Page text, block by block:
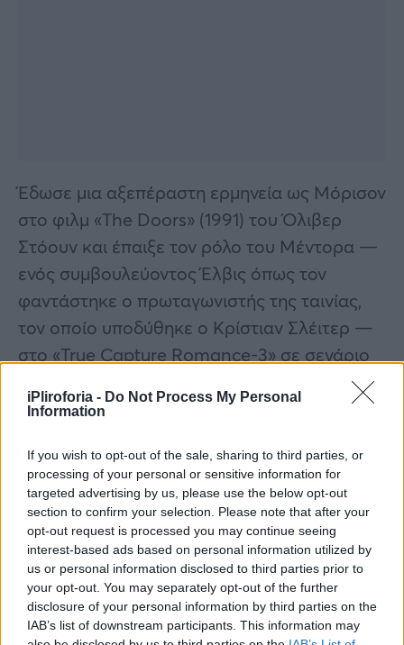
iPliroforia - Do Not Process My Personal
Information
If you wish to opt-out of the sale, sharing to third parties, or
processing of your personal or sensitive information for
targeted advertising by us, please use the below opt-out
section to confirm your selection. Please note that after your
opt-out request is processed you may continue seeing
interest-based ads based on personal information utilized by
us or personal information disclosed to third parties prior to
your opt-out. You may separately opt-out of the further
disclosure of your personal information by third parties on the
IAB’s list of downstream participants. This information may
Έδωσε μια αξεπέραστη ερμηνεία ως Μόρισον
στο φιλμ «The Doors» (1991) του Όλιβερ
Στόουν και έπαιξε τον ρόλο του Μέντορα —
ενός συμβουλεύοντος Έλβις όπως τον
φαντάστηκε ο πρωταγωνιστής της ταινίας,
τον οποίο υποδύθηκε ο Κρίστιαν Σλέιτερ —
στο «True Capture Romance-3» σε σενάριο
του Κουέντιν Ταραντίνο και σκηνοθεσία του
Τόνι Σκοτ
Ο Κίλμερ είχε κορυφαία απόδοση (πριν από
τον Σαμ Σέπαρντ) στο «Thunderheart» (1992),
παίζοντας ένα άπειρο πράκτορα του FBI που
ερευνά μια δολοφονία στη Νότια Ντακότα
και στο «The Saint» (1997), ένα θρίλερ για
έναν πολυμήχανο κλέφτη που παίζει τη γάτα
με το ποντίκι με τη ρωσική μαφία. Πιο